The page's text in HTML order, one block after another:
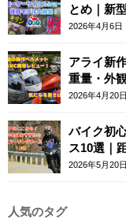
とめ｜新
2026年4月6日
アライ新
重量・外
2026年4月20日
バイク初
ス10選｜
2026年5月20日
人気のタグ